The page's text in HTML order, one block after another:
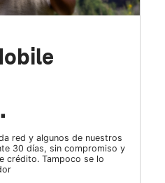
red y algunos de nuestros
30 días, sin compromiso y
crédito. Tampoco se lo